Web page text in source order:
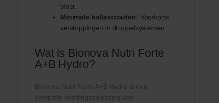
bloei.
Minimale ballastzouten: Voorkomt
verstoppingen in druppelsystemen.
Wat is Bionova Nutri Forte
A+B Hydro?
Bionova Nutri Forte A+B Hydro is een
complete voedingsoplossing van